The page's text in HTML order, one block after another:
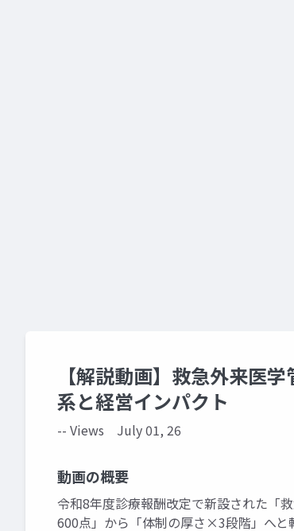
【解説動画】救急外来医
系と経営インパクト
-- Views July 01, 26
動画の概要
令和8年度診療報酬改定で新設された「
600点」から「体制の厚さ×3段階」へと